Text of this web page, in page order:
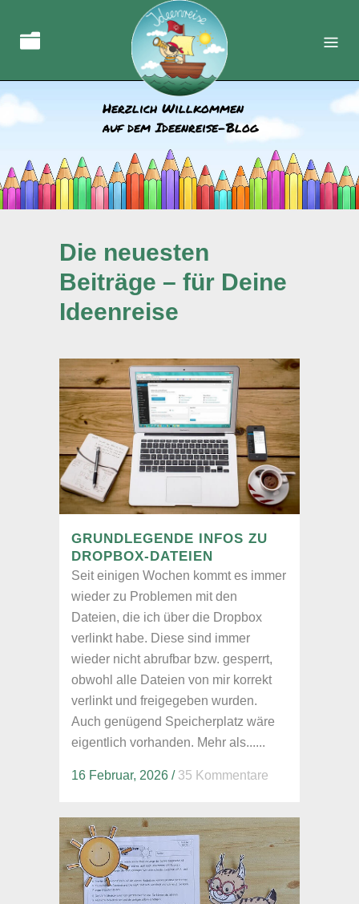
Herzlich Willkommen
auf dem Ideenreise-Blog
Die neuesten
Beiträge – für Deine
Ideenreise
GRUNDLEGENDE INFOS ZU
DROPBOX-DATEIEN
Seit einigen Wochen kommt es immer
wieder zu Problemen mit den
Dateien, die ich über die Dropbox
verlinkt habe. Diese sind immer
wieder nicht abrufbar bzw. gesperrt,
obwohl alle Dateien von mir korrekt
verlinkt und freigegeben wurden.
Auch genügend Speicherplatz wäre
eigentlich vorhanden. Mehr als......
16 Februar, 2026 / 35 Kommentare